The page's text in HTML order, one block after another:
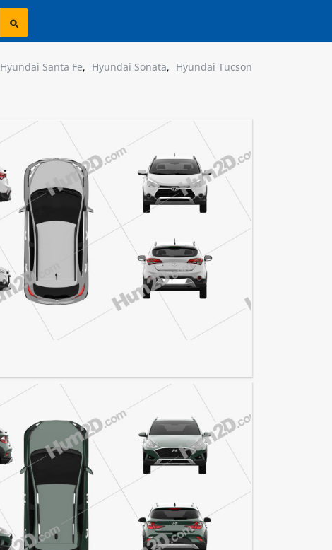
Hyundai Santa Fe, Hyundai Sonata, Hyundai Tucson